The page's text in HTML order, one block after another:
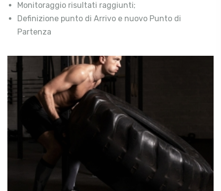
Monitoraggio risultati raggiunti;
Definizione punto di Arrivo e nuovo Punto di
Partenza